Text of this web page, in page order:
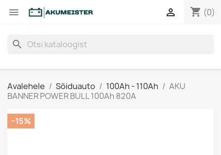
 shopping_cart (0)

search
Avalehele Sõiduauto 100Ah - 110Ah
AKU
BANNER POWER BULL 100Ah 820A
−15%